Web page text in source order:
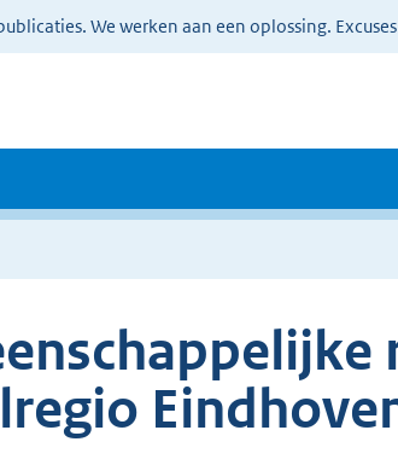
We werken aan een oplossing.